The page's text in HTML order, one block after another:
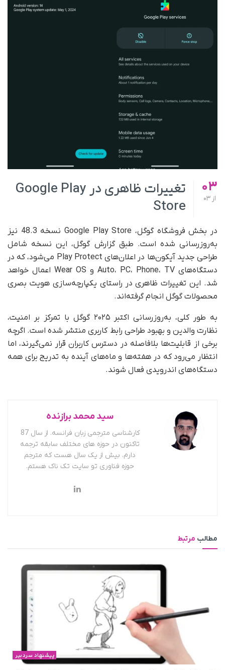
03
از 03
تغییرات ظاهری در Google Play
Store
در بخش فروشگاه گوگل، Google Play Store نسخه 48.3 نیز
به‌روزرسانی شده است. طبق گزارش گوگل، این نسخه شامل
طراحی جدید آیکون‌ها در اعلان‌های Play Protect می‌شود، که در
دستگاه‌های Auto، PC، Phone، TV و Wear OS اعمال خواهد
شد. این تغییرات ظاهری در راستای یکپارچه‌سازی هویت بصری
محصولات گوگل انجام گرفته‌اند.
به‌ طور کلی، به‌روزرسانی اکتبر ۲۰۲۵ گوگل با تمرکز بر امنیت،
نظارت والدین و بهبود طراحی رابط کاربری منتشر شده است. اگرچه
برخی از قابلیت‌ها بلافاصله در دسترس کاربران قرار نمی‌گیرند، اما
انتظار می‌رود که در هفته‌ها و ماه‌های آینده به تدریج برای همه
دستگاه‌های اندرویدی فعال شوند.
سید محمد برازنده
کارشناسی مترجمی زبان فرانسه. از سال 87
تاکنون در حوزه های مختلف سابقه ترجمه
دارم. بیش از یک سال هست که مترجم
حوزه فناوری تو سایت تک ناک هستم.
مطالب مرتبط
پیشنهاد سردبیر